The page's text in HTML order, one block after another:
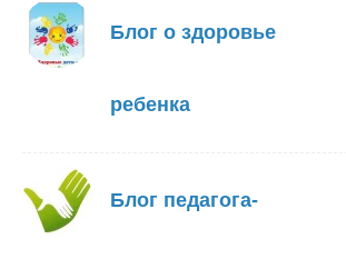
Блог о здоровье
ребенка
Блог педагога-